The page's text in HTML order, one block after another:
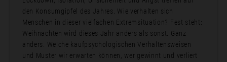
den Konsumgipfel des Jahres. Wie verhalten sich
Menschen in dieser vielfachen Extremsituation? Fest steht:
Weihnachten wird dieses Jahr anders als sonst. Ganz
anders. Welche kaufpsychologischen Verhaltensweisen
und Muster wir erwarten können, wer gewinnt und verliert